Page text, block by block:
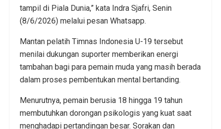
tampil di Piala Dunia,” kata Indra Sjafri, Senin
(8/6/2026) melalui pesan Whatsapp.
Mantan pelatih Timnas Indonesia U-19 tersebut
menilai dukungan suporter memberikan energi
tambahan bagi para pemain muda yang masih berada
dalam proses pembentukan mental bertanding.
Menurutnya, pemain berusia 18 hingga 19 tahun
membutuhkan dorongan psikologis yang kuat saat
menghadapi pertandingan besar. Sorakan dan